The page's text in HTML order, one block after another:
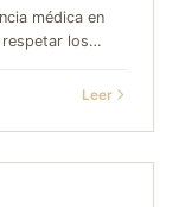
médica en
los
Leer